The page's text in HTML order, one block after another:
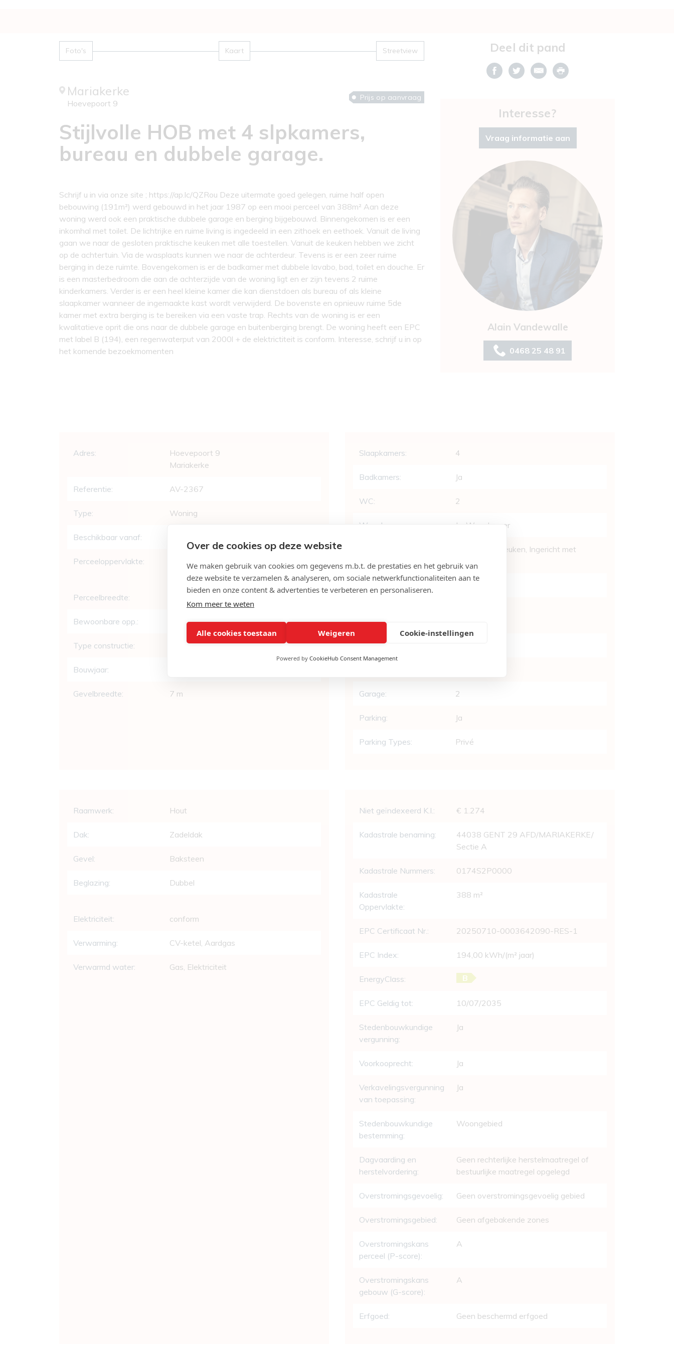
Stijlvolle HOB met 4 slpkamers,
bureau en dubbele garage.
Mariakerke
Hoevepoort 9
Prijs op aanvraag
Foto's Kaart Streetview
Schrijf u in via onze site ; https://ap.lc/QZRou Deze uitermate goed gelegen, ruime half open
bebouwing (191m²) werd gebouwd in het jaar 1987 op een mooi perceel van 388m² Aan deze
woning werd ook een praktische dubbele garage en berging bijgebouwd. Binnengekomen is er een
inkomhal met toilet. De lichtrijke en ruime living is ingedeeld in een zithoek en eethoek. Vanuit de living
gaan we naar de gesloten praktische keuken met alle toestellen. Vanuit de keuken hebben we zicht
op de achtertuin. Via de wasplaats kunnen we naar de achterdeur. Tevens is er een zeer ruime
berging in deze ruimte. Bovengekomen is er de badkamer met dubbele lavabo, bad, toilet en douche. Er
is een masterbedroom die aan de achterzijde van de woning ligt en er zijn tevens 2 ruime
kinderkamers. Verder is er een heel kleine kamer die kan dienstdoen als bureau of als kleine
slaapkamer wanneer de ingemaakte kast wordt verwijderd. De bovenste en opnieuw ruime 5de
kamer met extra berging is te bereiken via een vaste trap. Rechts van de woning is er een
kwalitatieve oprit die ons naar de dubbele garage en buitenberging brengt. De woning heeft een EPC
met label B (194), een regenwaterput van 2000l + de elektrictiteit is conform. Interesse, schrijf u in op
het komende bezoekmomenten
Deel dit pand
Interesse?
Vraag informatie aan
Alain Vandewalle
0468 25 48 91
Algemeen
Adres:
Hoevepoort 9
Mariakerke
Referentie: AV-2367
Type: Woning
Beschikbaar vanaf:
Perceeloppervlakte: 388 m²
Perceelbreedte:
Bewoonbare opp.: 191 m²
Type constructie: Traditioneel
Bouwjaar:
Gevelbreedte: 7 m
Indeling
Slaapkamers: 4
Badkamers: Ja
WC: 2
Woonkamer: Ja , Woonkamer
, Gesloten keuken, Ingericht met
toestellen
Terras:
Wasplaats:
Garage: 2
Parking: Ja
Parking Types: Privé
Comfort
Raamwerk: Hout
Dak: Zadeldak
Gevel: Baksteen
Beglazing: Dubbel
Elektriciteit: conform
Verwarming: CV-ketel, Aardgas
Verwarmd water: Gas, Elektriciteit
Wettelijke gegevens
Niet geïndexeerd K.I.: € 1.274
Kadastrale benaming:
44038 GENT 29 AFD/MARIAKERKE/
Sectie A
Kadastrale Nummers: 0174S2P0000
Kadastrale
Oppervlakte:
388 m²
EPC Certificaat Nr.: 20250710-0003642090-RES-1
EPC Index: 194,00 kWh/(m² jaar)
EnergyClass: B
EPC Geldig tot: 10/07/2035
Stedenbouwkundige
vergunning:
Ja
Voorkooprecht: Ja
Verkavelingsvergunning
van toepassing:
Ja
Stedenbouwkundige
bestemming:
Woongebied
Dagvaarding en
herstelvordering:
Geen rechterlijke herstelmaatregel of
bestuurlijke maatregel opgelegd
Overstromingsgevoelig: Geen overstromingsgevoelig gebied
Overstromingsgebied: Geen afgebakende zones
Overstromingskans
perceel (P-score):
A
Overstromingskans
gebouw (G-score):
A
Erfgoed: Geen beschermd erfgoed
Over de cookies op deze website
We maken gebruik van cookies om gegevens m.b.t. de prestaties en het gebruik van
deze website te verzamelen & analyseren, om sociale netwerkfunctionaliteiten aan te
bieden en onze content & advertenties te verbeteren en personaliseren.
Kom meer te weten
Alle cookies toestaan Weigeren Cookie-instellingen
Powered by CookieHub Consent Management